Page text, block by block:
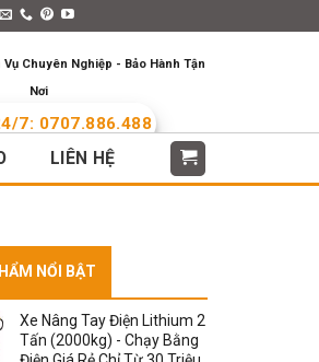
Chuyên Nghiệp - Bảo Hành Tận
Nơi
7: 0707.886.488
LIÊN HỆ
NỔI BẬT
Xe Nâng Tay Điện Lithium 2
Tấn (2000kg) - Chạy Bằng